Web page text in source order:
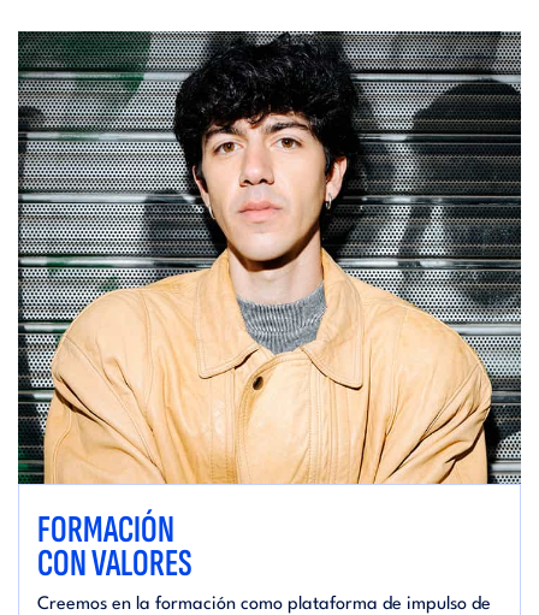
FORMACIÓN
CON VALORES
Creemos en la formación como plataforma de impulso de